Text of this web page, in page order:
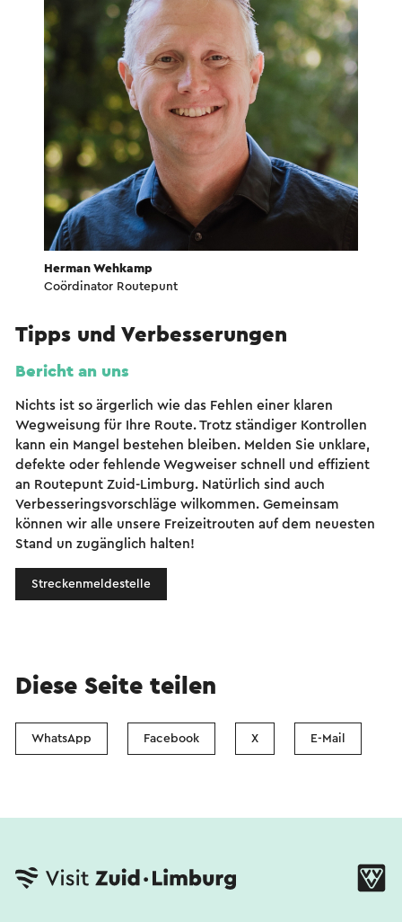
Herman Wehkamp
Coördinator Routepunt
Tipps und Verbesserungen
Bericht an uns
Nichts ist so ärgerlich wie das Fehlen einer klaren
Wegweisung für Ihre Route. Trotz ständiger Kontrollen
kann ein Mangel bestehen bleiben. Melden Sie unklare,
defekte oder fehlende Wegweiser schnell und effizient
an Routepunt Zuid-Limburg. Natürlich sind auch
Verbesseringsvorschläge wilkommen. Gemeinsam
können wir alle unsere Freizeitrouten auf dem neuesten
Stand un zugänglich halten!
Streckenmeldestelle
Diese Seite teilen
WhatsApp Facebook X E-Mail